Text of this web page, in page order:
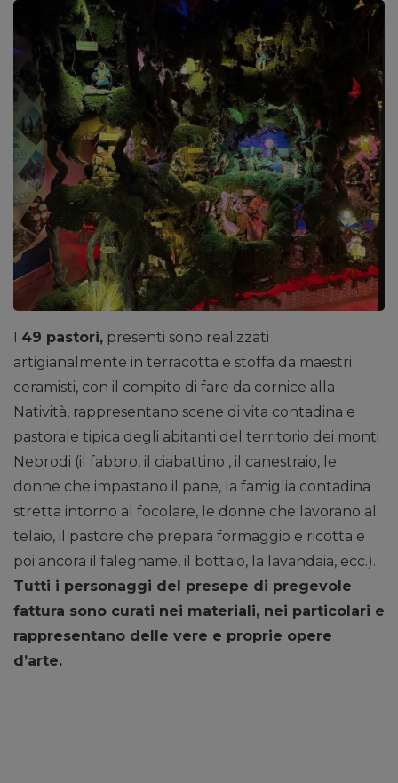
I 49 pastori, presenti sono realizzati
artigianalmente in terracotta e stoffa da maestri
ceramisti, con il compito di fare da cornice alla
Natività, rappresentano scene di vita contadina e
pastorale tipica degli abitanti del territorio dei monti
Nebrodi (il fabbro, il ciabattino , il canestraio, le
donne che impastano il pane, la famiglia contadina
stretta intorno al focolare, le donne che lavorano al
telaio, il pastore che prepara formaggio e ricotta e
poi ancora il falegname, il bottaio, la lavandaia, ecc.).
Tutti i personaggi del presepe di pregevole
fattura sono curati nei materiali, nei particolari e
rappresentano delle vere e proprie opere
d’arte.